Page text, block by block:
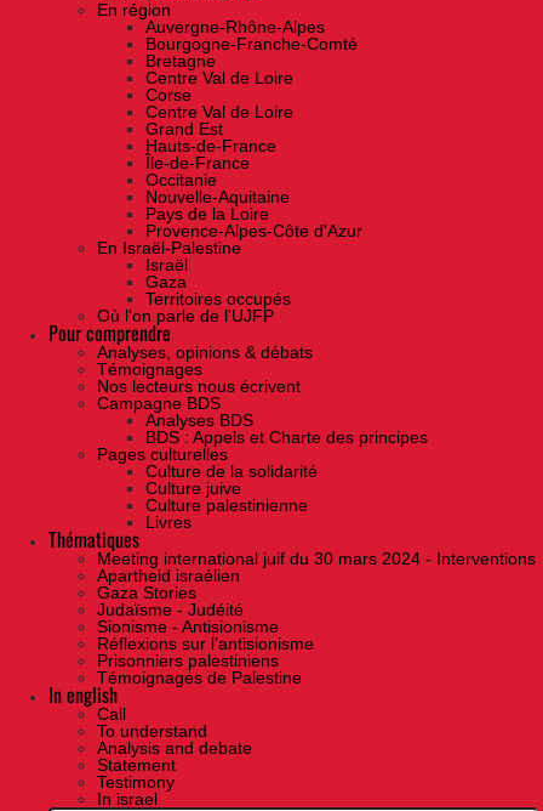
En région
Auvergne-Rhône-Alpes
Bourgogne-Franche-Comté
Bretagne
Centre Val de Loire
Corse
Centre Val de Loire
Grand Est
Hauts-de-France
Île-de-France
Occitanie
Nouvelle-Aquitaine
Pays de la Loire
Provence-Alpes-Côte d'Azur
En Israël-Palestine
Israël
Gaza
Territoires occupés
Où l'on parle de l'UJFP
Pour comprendre
Analyses, opinions & débats
Témoignages
Nos lecteurs nous écrivent
Campagne BDS
Analyses BDS
BDS : Appels et Charte des principes
Pages culturelles
Culture de la solidarité
Culture juive
Culture palestinienne
Livres
Thématiques
Meeting international juif du 30 mars 2024 - Interventions
Apartheid israélien
Gaza Stories
Judaïsme - Judéité
Sionisme - Antisionisme
Réflexions sur l’antisionisme
Prisonniers palestiniens
Témoignages de Palestine
In english
Call
To understand
Analysis and debate
Statement
Testimony
In israel